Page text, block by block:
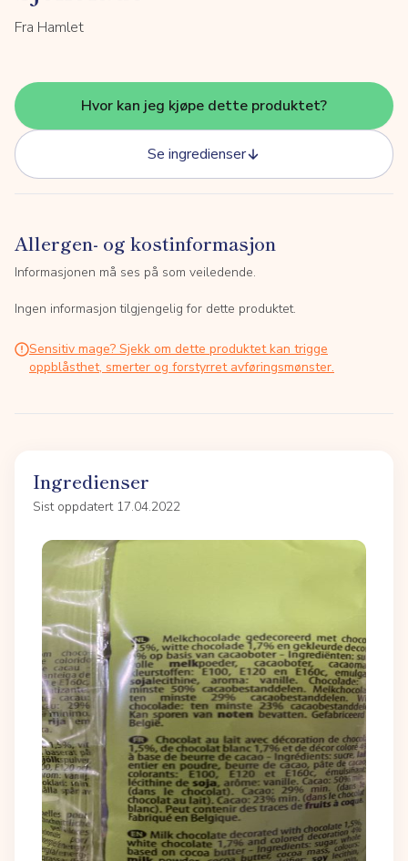
Fra Hamlet
Hvor kan jeg kjøpe dette produktet?
Se ingredienser
Allergen- og kostinformasjon
Informasjonen må ses på som veiledende.
Ingen informasjon tilgjengelig for dette produktet.
Sensitiv mage? Sjekk om dette produktet kan trigge
oppblåsthet, smerter og forstyrret avføringsmønster.
Ingredienser
Sist oppdatert 17.04.2022